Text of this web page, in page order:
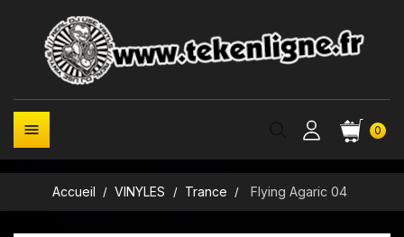
0

Accueil VINYLES Trance Flying Agaric 04